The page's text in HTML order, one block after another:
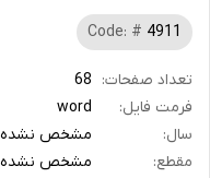
Code: # 4911
تعداد صفحات: 68
فرمت فایل:
word
سال:
مشخص نشده
مقطع:
مشخص نشده